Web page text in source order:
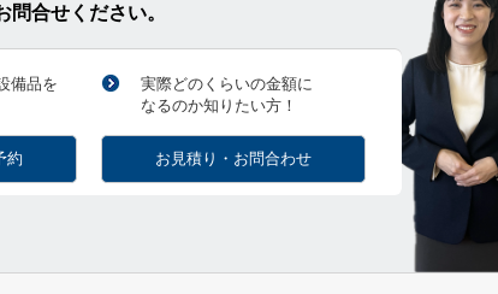
合せください。
備品を
約
実際どのくらいの金額に
なるのか知りたい方！
お見積り・お問合わせ